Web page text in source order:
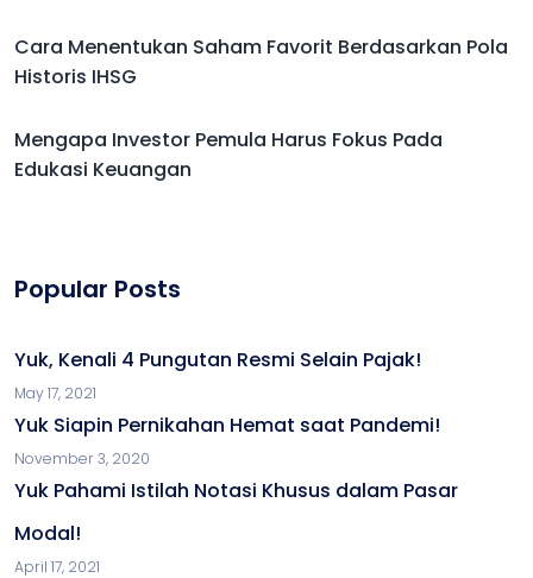
Cara Menentukan Saham Favorit Berdasarkan Pola
Historis IHSG
Mengapa Investor Pemula Harus Fokus Pada
Edukasi Keuangan
Popular Posts
Yuk, Kenali 4 Pungutan Resmi Selain Pajak!
May 17, 2021
Yuk Siapin Pernikahan Hemat saat Pandemi!
November 3, 2020
Yuk Pahami Istilah Notasi Khusus dalam Pasar
Modal!
April 17, 2021